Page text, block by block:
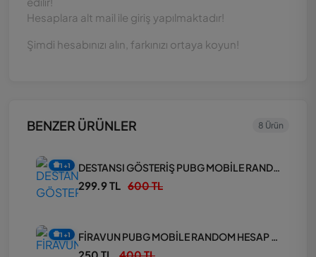
Hesaplara alt mail ile giriş yapılmaktadır!
Şimdi hesabınızı alın, farkınızı ortaya koyun!
BENZER ÜRÜNLER 8 Ürün
1+1 DESTANSI GÖSTERİŞ PUBG MOBİLE RANDOM HESAP PAKETİ
299.9 TL 600 TL
1+1 FİRAVUN PUBG MOBİLE RANDOM HESAP PAKETİ